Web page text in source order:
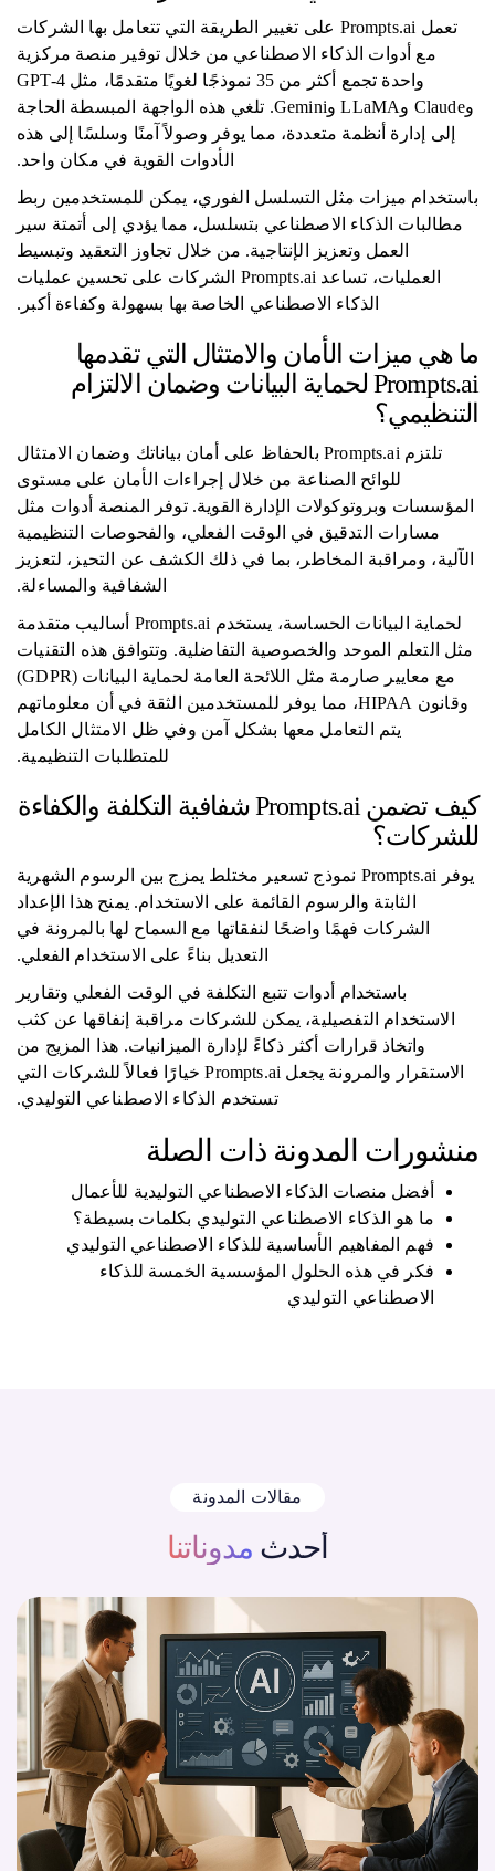
تعمل Prompts.ai على تغيير الطريقة التي تتعامل بها الشركات
مع أدوات الذكاء الاصطناعي من خلال توفير منصة مركزية
واحدة تجمع أكثر من 35 نموذجًا لغويًا متقدمًا، مثل GPT-4
وClaude وLLaMA وGemini. تلغي هذه الواجهة المبسطة الحاجة
إلى إدارة أنظمة متعددة، مما يوفر وصولاً آمنًا وسلسًا إلى هذه
الأدوات القوية في مكان واحد.
باستخدام ميزات مثل التسلسل الفوري، يمكن للمستخدمين ربط
مطالبات الذكاء الاصطناعي بتسلسل، مما يؤدي إلى أتمتة سير
العمل وتعزيز الإنتاجية. من خلال تجاوز التعقيد وتبسيط
العمليات، تساعد Prompts.ai الشركات على تحسين عمليات
الذكاء الاصطناعي الخاصة بها بسهولة وكفاءة أكبر.
ما هي ميزات الأمان والامتثال التي تقدمها
Prompts.ai لحماية البيانات وضمان الالتزام
التنظيمي؟
تلتزم Prompts.ai بالحفاظ على أمان بياناتك وضمان الامتثال
للوائح الصناعة من خلال إجراءات الأمان على مستوى
المؤسسات وبروتوكولات الإدارة القوية. توفر المنصة أدوات مثل
مسارات التدقيق في الوقت الفعلي، والفحوصات التنظيمية
الآلية، ومراقبة المخاطر، بما في ذلك الكشف عن التحيز، لتعزيز
الشفافية والمساءلة.
لحماية البيانات الحساسة، يستخدم Prompts.ai أساليب متقدمة
مثل التعلم الموحد والخصوصية التفاضلية. وتتوافق هذه التقنيات
مع معايير صارمة مثل اللائحة العامة لحماية البيانات (GDPR)
وقانون HIPAA، مما يوفر للمستخدمين الثقة في أن معلوماتهم
يتم التعامل معها بشكل آمن وفي ظل الامتثال الكامل
للمتطلبات التنظيمية.
كيف تضمن Prompts.ai شفافية التكلفة والكفاءة
للشركات؟
يوفر Prompts.ai نموذج تسعير مختلط يمزج بين الرسوم الشهرية
الثابتة والرسوم القائمة على الاستخدام. يمنح هذا الإعداد
الشركات فهمًا واضحًا لنفقاتها مع السماح لها بالمرونة في
التعديل بناءً على الاستخدام الفعلي.
باستخدام أدوات تتبع التكلفة في الوقت الفعلي وتقارير
الاستخدام التفصيلية، يمكن للشركات مراقبة إنفاقها عن كثب
واتخاذ قرارات أكثر ذكاءً لإدارة الميزانيات. هذا المزيج من
الاستقرار والمرونة يجعل Prompts.ai خيارًا فعالاً للشركات التي
تستخدم الذكاء الاصطناعي التوليدي.
منشورات المدونة ذات الصلة
أفضل منصات الذكاء الاصطناعي التوليدية للأعمال
ما هو الذكاء الاصطناعي التوليدي بكلمات بسيطة؟
فهم المفاهيم الأساسية للذكاء الاصطناعي التوليدي
فكر في هذه الحلول المؤسسية الخمسة للذكاء
الاصطناعي التوليدي
مقالات المدونة
أحدث مدوناتنا